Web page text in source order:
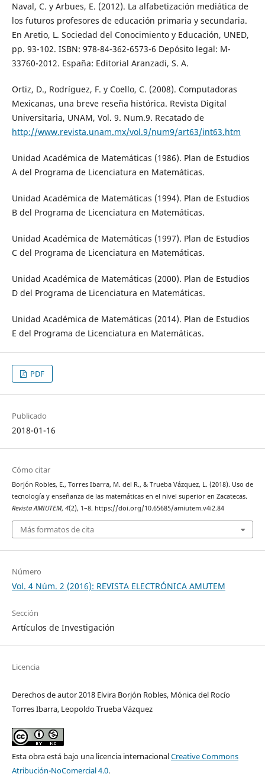
Naval, C. y Arbues, E. (2012). La alfabetización mediática de
los futuros profesores de educación primaria y secundaria.
En Aretio, L. Sociedad del Conocimiento y Educación, UNED,
pp. 93-102. ISBN: 978-84-362-6573-6 Depósito legal: M-
33760-2012. España: Editorial Aranzadi, S. A.
Ortiz, D., Rodríguez, F. y Coello, C. (2008). Computadoras
Mexicanas, una breve reseña histórica. Revista Digital
Universitaria, UNAM, Vol. 9. Num.9. Recatado de
http://www.revista.unam.mx/vol.9/num9/art63/int63.htm
Unidad Académica de Matemáticas (1986). Plan de Estudios
A del Programa de Licenciatura en Matemáticas.
Unidad Académica de Matemáticas (1994). Plan de Estudios
B del Programa de Licenciatura en Matemáticas.
Unidad Académica de Matemáticas (1997). Plan de Estudios
C del Programa de Licenciatura en Matemáticas.
Unidad Académica de Matemáticas (2000). Plan de Estudios
D del Programa de Licenciatura en Matemáticas.
Unidad Académica de Matemáticas (2014). Plan de Estudios
E del Programa de Licenciatura en Matemáticas.
PDF
Publicado
2018-01-16
Cómo citar
Borjón Robles, E., Torres Ibarra, M. del R., & Trueba Vázquez, L. (2018). Uso de
tecnología y enseñanza de las matemáticas en el nivel superior en Zacatecas.
Revista AMIUTEM, 4(2), 1–8. https://doi.org/10.65685/amiutem.v4i2.84
Más formatos de cita
Número
Vol. 4 Núm. 2 (2016): REVISTA ELECTRÓNICA AMUTEM
Sección
Artículos de Investigación
Licencia
Derechos de autor 2018 Elvira Borjón Robles, Mónica del Rocío
Torres Ibarra, Leopoldo Trueba Vázquez
Esta obra está bajo una licencia internacionalCreative Commons
Atribución-NoComercial 4.0.